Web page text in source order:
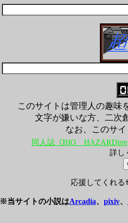
このサイトは管理人の趣味
文字が嫌いな方、二次
なお、このサ
同人誌《BIO
詳し
応援してくれる
※当サイトの小説はArcadia、 pixiv、